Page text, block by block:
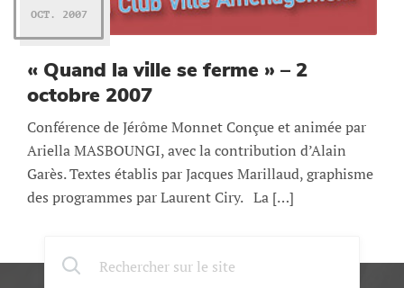
OCT. 2007
« Quand la ville se ferme » – 2
octobre 2007
Conférence de Jérôme Monnet Conçue et animée par
Ariella MASBOUNGI, avec la contribution d’Alain
Garès. Textes établis par Jacques Marillaud, graphisme
des programmes par Laurent Ciry. La […]